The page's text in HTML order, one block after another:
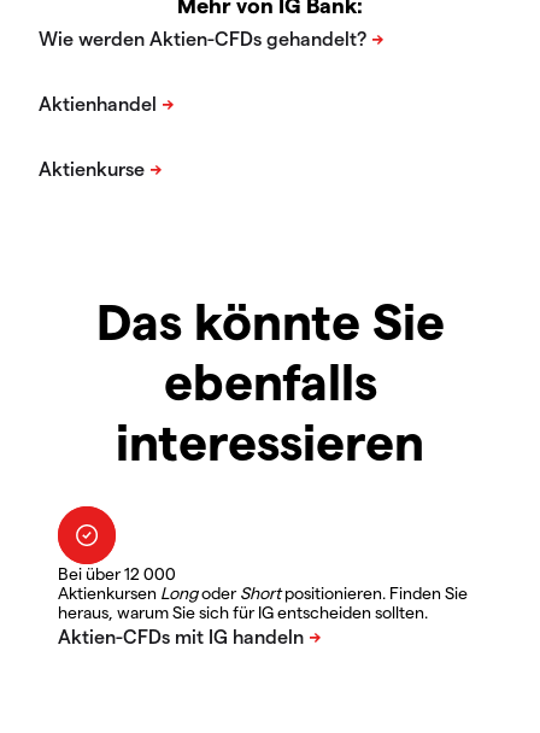
Das könnte Sie
ebenfalls
interessieren
Bei über 12 000
Aktienkursen LongoderShortpositionieren. Finden Sie
heraus, warum Sie sich für IG entscheiden sollten.